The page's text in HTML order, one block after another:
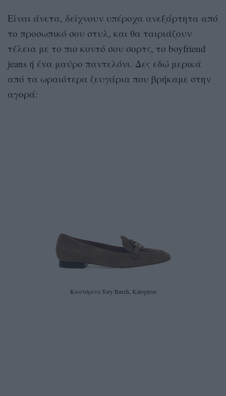
Είναι άνετα, δείχνουν υπέροχα ανεξάρτητα από
το προσωπικό σου στυλ, και θα ταιριάζουν
τέλεια με το πιo κοντό σου σορτς, το boyfriend
jeans ή ένα μαύρο παντελόνι. Δες εδώ μερικά
από τα ωραιότερα ζευγάρια που βρήκαμε στην
αγορά:
Καστόρινο Tory Burch, Kalogirou